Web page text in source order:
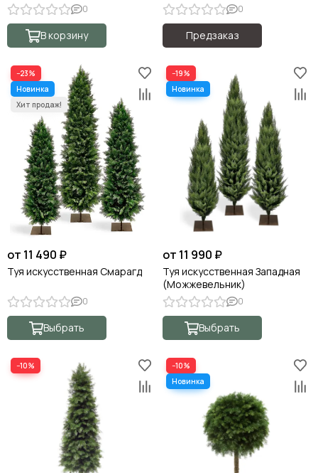
0
В корзину
0
Предзаказ
−23%
от 11 490 ₽
Туя искусственная Смарагд
0
Выбрать
−19%
от 11 990 ₽
Туя искусственная Западная
(Можжевельник)
0
Выбрать
−10% −10%